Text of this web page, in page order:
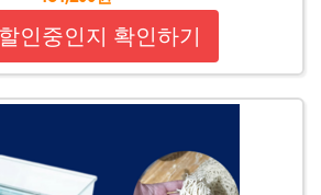
인중인지 확인하기